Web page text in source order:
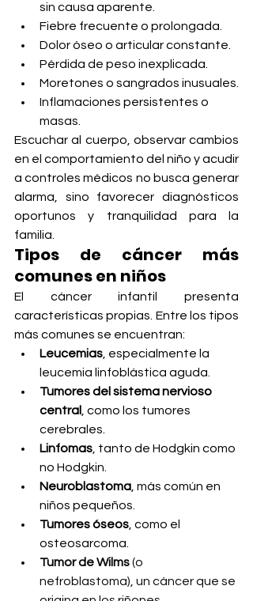
sin causa aparente.
Fiebre frecuente o prolongada.
Dolor óseo o articular constante.
Pérdida de peso inexplicada.
Moretones o sangrados inusuales.
Inflamaciones persistentes o
masas.
Escuchar al cuerpo, observar cambios
en el comportamiento del niño y acudir
a controles médicos no busca generar
alarma, sino favorecer diagnósticos
oportunos y tranquilidad para la
familia.
Tipos de cáncer más
comunes en niños
El cáncer infantil presenta
características propias. Entre los tipos
más comunes se encuentran:
Leucemias, especialmente la
leucemia linfoblástica aguda.
Tumores del sistema nervioso
central , como los tumores
cerebrales.
Linfomas, tanto de Hodgkin como
no Hodgkin.
Neuroblastoma, más común en
niños pequeños.
Tumores óseos, como el
osteosarcoma.
Tumor de Wilms (o
nefroblastoma), un cáncer que se